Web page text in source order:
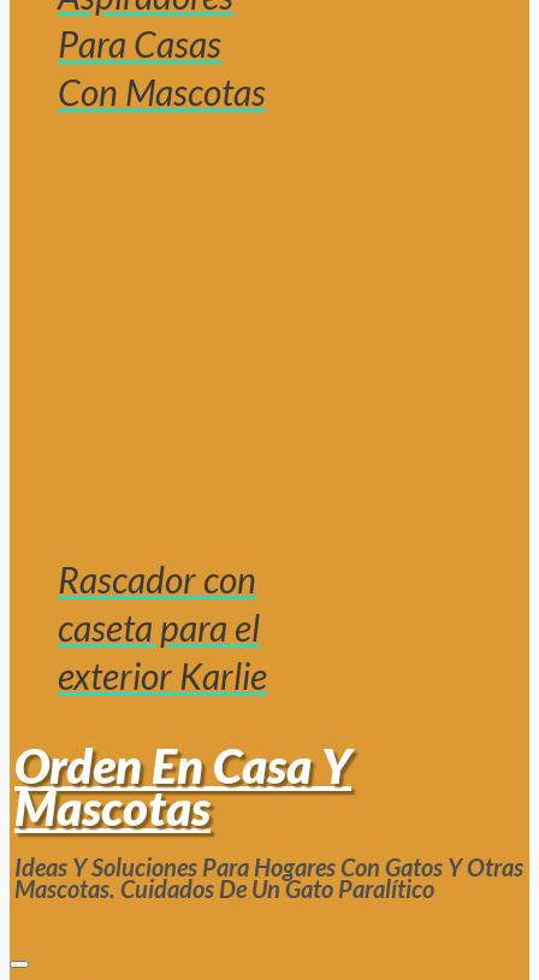
Para Casas
Con Mascotas
Rascador con
caseta para el
exterior Karlie
Orden En Casa Y
Mascotas
Ideas Y Soluciones Para Hogares Con Gatos Y Otras
Mascotas. Cuidados De Un Gato Paralítico